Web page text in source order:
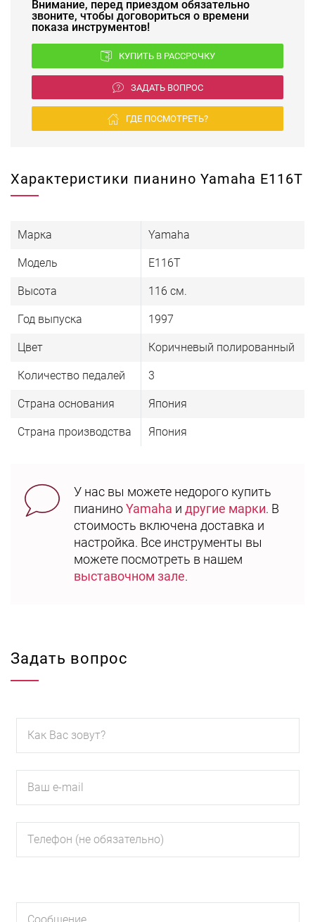
Внимание, перед приездом обязательно
звоните, чтобы договориться о времени
показа инструментов!
КУПИТЬ В РАССРОЧКУ
ЗАДАТЬ ВОПРОС
ГДЕ ПОСМОТРЕТЬ?
Характеристики пианино Yamaha E116T
Марка Yamaha
Модель E116T
Высота 116 см.
Год выпуска 1997
Цвет Коричневый полированный
Количество педалей 3
Страна основания Япония
Страна производства Япония
У нас вы можете недорого купить
пианиноYamaha и другие марки. В
стоимость включена доставка и
настройка. Все инструменты вы
можете посмотреть в нашем
выставочном зале.
Задать вопрос